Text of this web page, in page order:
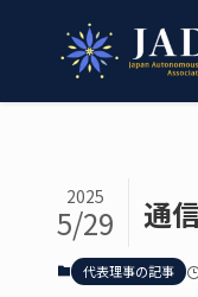
通
2025
5/29
代表理事の記事